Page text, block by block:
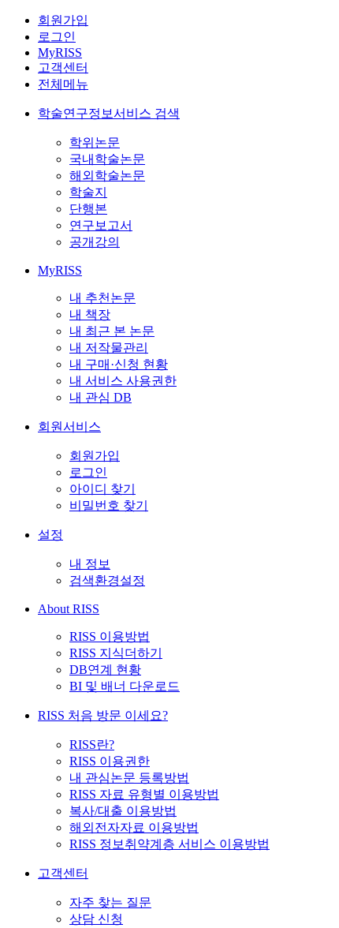
회원가입
로그인
MyRISS
고객센터
전체메뉴
학술연구정보서비스 검색
학위논문
국내학술논문
해외학술논문
학술지
단행본
연구보고서
공개강의
MyRISS
내 추천논문
내 책장
내 최근 본 논문
내 저작물관리
내 구매·신청 현황
내 서비스 사용권한
내 관심 DB
회원서비스
회원가입
로그인
아이디 찾기
비밀번호 찾기
설정
내 정보
검색환경설정
About RISS
RISS 이용방법
RISS 지식더하기
DB연계 현황
BI 및 배너 다운로드
RISS 처음 방문 이세요?
RISS란?
RISS 이용권한
내 관심논문 등록방법
RISS 자료 유형별 이용방법
복사/대출 이용방법
해외전자자료 이용방법
RISS 정보취약계층 서비스 이용방법
고객센터
자주 찾는 질문
상담 신청